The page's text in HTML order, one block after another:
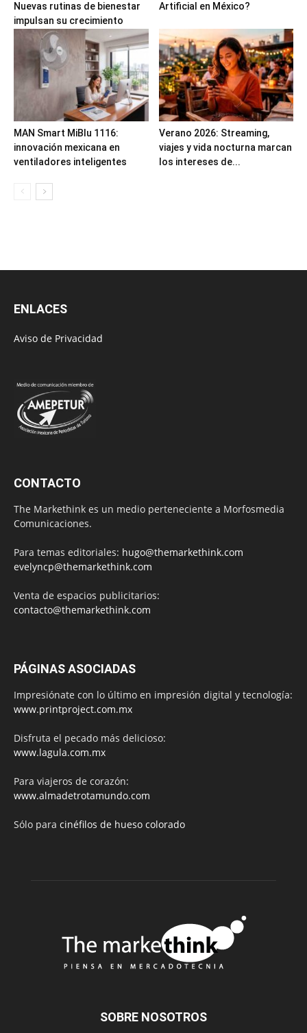
Nuevas rutinas de bienestar
impulsan su crecimiento
Artificial en México?
MAN Smart MiBlu 1116:
innovación mexicana en
ventiladores inteligentes
Verano 2026: Streaming,
viajes y vida nocturna marcan
los intereses de...
ENLACES
Aviso de Privacidad
CONTACTO
The Markethink es un medio perteneciente a Morfosmedia
Comunicaciones.
Para temas editoriales: hugo@themarkethink.com
evelyncp@themarkethink.com
Venta de espacios publicitarios:
contacto@themarkethink.com
PÁGINAS ASOCIADAS
Impresiónate con lo último en impresión digital y tecnología:
www.printproject.com.mx
Disfruta el pecado más delicioso:
www.lagula.com.mx
Para viajeros de corazón:
www.almadetrotamundo.com
Sólo para cinéfilos de hueso colorado
SOBRE NOSOTROS